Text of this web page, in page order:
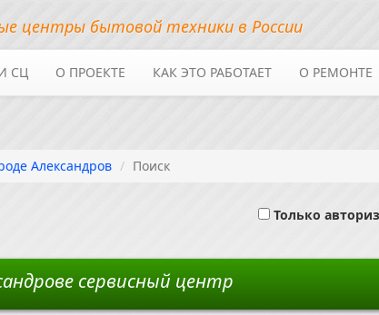
центры бытовой техники в России
СЦ О ПРОЕКТЕ КАК ЭТО РАБОТАЕТ О РЕМОНТЕ
Александров Поиск
Только
сервисный центр